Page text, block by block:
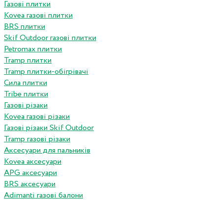
Газові плитки
Kovea газові плитки
BRS плитки
Skif Outdoor газові плитки
Petromax плитки
Tramp плитки
Tramp плитки-обігрівачі
Сила плитки
Tribe плитки
Газові різаки
Kovea газові різаки
Газові різаки Skif Outdoor
Tramp газові різаки
Аксесуари для пальників
Kovea аксесуари
APG аксесуари
BRS аксесуари
Adimanti газові балони